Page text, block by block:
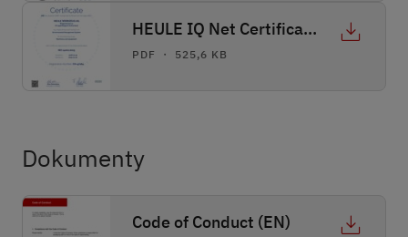
HEULE IQ Net Certificate ISO 14001
PDF ・ 525,6 KB
Dokumenty
Code of Conduct (EN)